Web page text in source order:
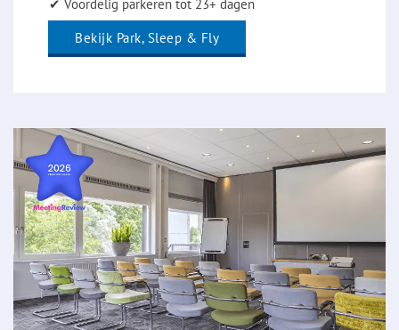
✔ Voordelig parkeren tot 23+ dagen
Bekijk Park, Sleep & Fly